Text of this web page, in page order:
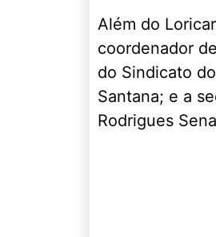
Além do
coordenador
do Sindicato
Santana; e a
Rodrigues